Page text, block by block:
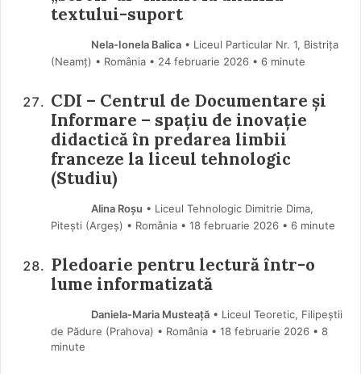
textului-suport
Nela-Ionela Balica• Liceul Particular Nr. 1, Bistrița
(Neamţ) • România
24 februarie 2026 • 6 minute
CDI – Centrul de Documentare și
Informare – spațiu de inovație
didactică în predarea limbii
franceze la liceul tehnologic
(Studiu)
Alina Roșu • Liceul Tehnologic Dimitrie Dima,
Pitești (Argeş) • România
18 februarie 2026 • 6 minute
Pledoarie pentru lectură într-o
lume informatizată
Daniela-Maria Musteață• Liceul Teoretic, Filipeștii
de Pădure (Prahova) • România
18 februarie 2026 • 8
minute